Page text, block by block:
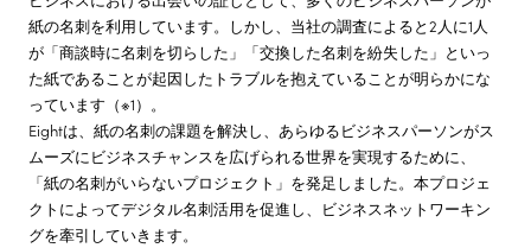
紙の名刺を利用しています。しかし、当社の調査によると2人に1人
が「商談時に名刺を切らした」「交換した名刺を紛失した」といっ
た紙であることが起因したトラブルを抱えていることが明らかにな
っています（※1）。
Eightは、紙の名刺の課題を解決し、あらゆるビジネスパーソンがス
ムーズにビジネスチャンスを広げられる世界を実現するために、
「紙の名刺がいらないプロジェクト」を発足しました。本プロジェ
クトによってデジタル名刺活用を促進し、ビジネスネットワーキン
グを牽引していきます。